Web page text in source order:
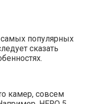
популярных
сказать
камер, совсем